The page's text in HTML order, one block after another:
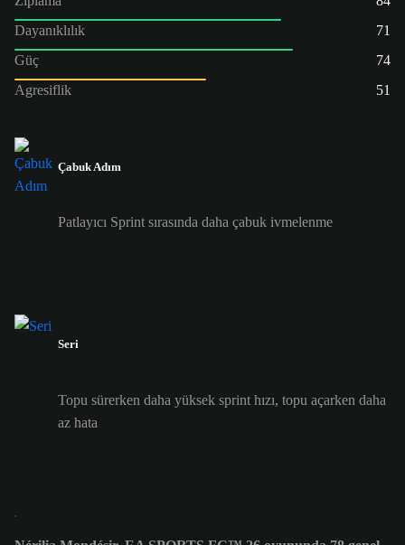
Dayanıklılık
71
Güç
74
Agresiflik
51
Çabuk Adım
Patlayıcı Sprint sırasında daha çabuk ivmelenme
Seri
Topu sürerken daha yüksek sprint hızı, topu açarken daha
az hata